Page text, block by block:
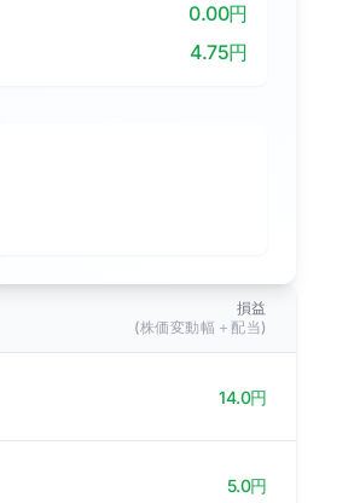
0.00円
4.75円
損益
(株価変動幅＋配当)
14.0円
5.0円